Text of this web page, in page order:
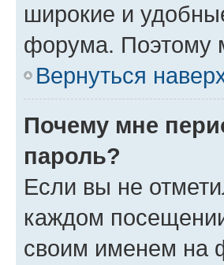
широкие и
форума. Поэтому
Вернуться
Почему мне
пароль?
Если вы не
каждом
своим именем на